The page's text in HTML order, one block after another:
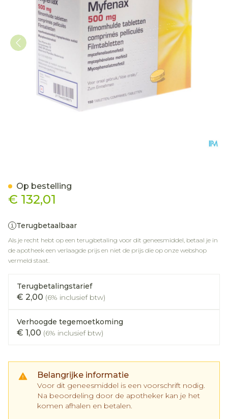
€ 132,01
Terugbetaalbaar
Als je recht hebt op een terugbetaling voor dit geneesmiddel, betaal je in
de apotheek een verlaagde prijs en niet de prijs die op onze webshop
vermeld staat.
Terugbetalingstarief
€ 2,00 (6% inclusief btw)
Verhoogde tegemoetkoming
€ 1,00 (6% inclusief btw)
Belangrijke informatie
Voor dit geneesmiddel is een voorschrift nodig.
Na beoordeling door de apotheker kan je het
komen afhalen en betalen.
Op bestelling